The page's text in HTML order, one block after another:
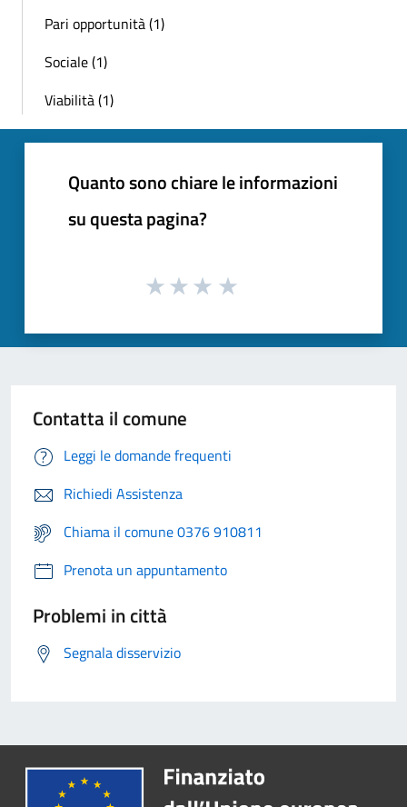
Pari opportunità (1)
Sociale (1)
Viabilità (1)
Quanto sono chiare le informazioni
su questa pagina?
Contatta il comune
Leggi le domande frequenti
Richiedi Assistenza
Chiama il comune 0376 910811
Prenota un appuntamento
Problemi in città
Segnala disservizio